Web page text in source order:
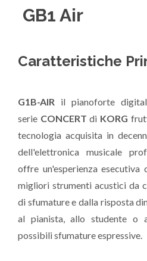
GB1 Air
Caratteristiche
G1B-AIR il pianoforte
serie CONCERTdi KORG
tecnologia acquisita in
dell'elettronica musicale
offre un'esperienza esecutiva
migliori strumenti acustici da
di sfumature e dalla risposta
al pianista, allo studente o
possibili sfumature espressive.